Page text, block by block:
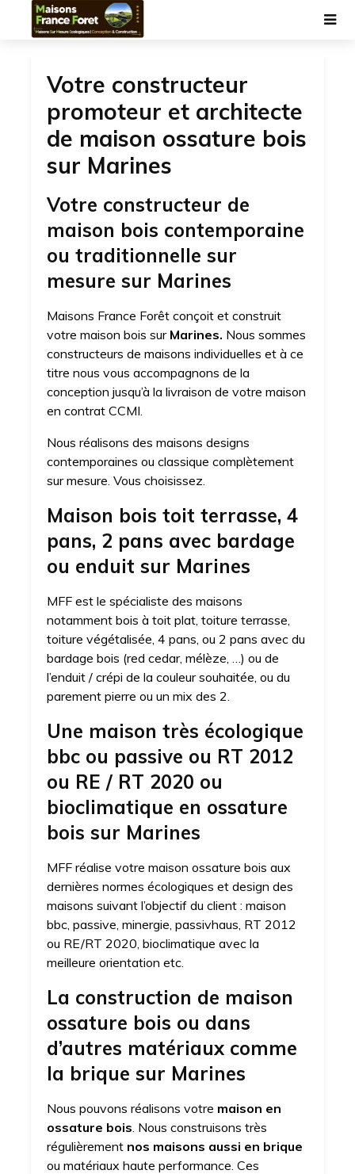
Votre constructeur
promoteur et architecte
de maison ossature bois
sur Marines
Votre constructeur de
maison bois contemporaine
ou traditionnelle sur
mesure sur Marines
Maisons France Forêt conçoit et construit
votre maison bois sur Marines. Nous sommes
constructeurs de maisons individuelles et à ce
titre nous vous accompagnons de la
conception jusqu’à la livraison de votre maison
en contrat CCMI.
Nous réalisons des maisons designs
contemporaines ou classique complètement
sur mesure. Vous choisissez.
Maison bois toit terrasse, 4
pans, 2 pans avec bardage
ou enduit sur Marines
MFF est le spécialiste des maisons
notamment bois à toit plat, toiture terrasse,
toiture végétalisée, 4 pans, ou 2 pans avec du
bardage bois (red cedar, mélèze, …) ou de
l’enduit / crépi de la couleur souhaitée, ou du
parement pierre ou un mix des 2.
Une maison très écologique
bbc ou passive ou RT 2012
ou RE / RT 2020 ou
bioclimatique en ossature
bois sur Marines
MFF réalise votre maison ossature bois aux
dernières normes écologiques et design des
maisons suivant l’objectif du client : maison
bbc, passive, minergie, passivhaus, RT 2012
ou RE/RT 2020, bioclimatique avec la
meilleure orientation etc.
La construction de maison
ossature bois ou dans
d’autres matériaux comme
la brique sur Marines
Nous pouvons réalisons votre maison en
ossature bois. Nous construisons très
régulièrement nos maisons aussi en brique
ou matériaux haute performance. Ces